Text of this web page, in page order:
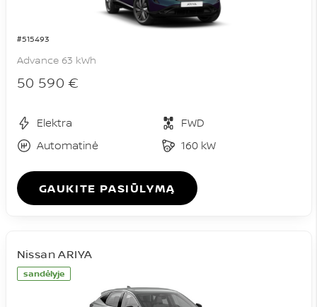
#515493
Advance 63 kWh
50 590 €
Elektra
FWD
Automatinė
160 kW
GAUKITE PASIŪLYMĄ
sandėlyje
Nissan ARIYA